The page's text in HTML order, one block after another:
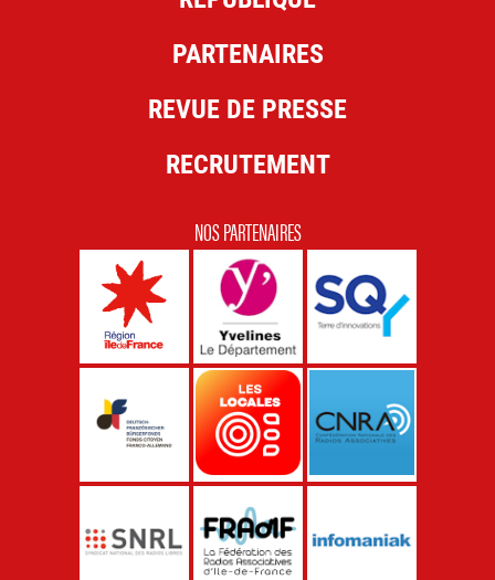
PARTENAIRES
REVUE DE PRESSE
RECRUTEMENT
NOS PARTENAIRES